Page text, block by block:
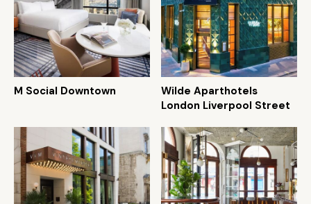
M Social Downtown
Wilde Aparthotels
London Liverpool Street